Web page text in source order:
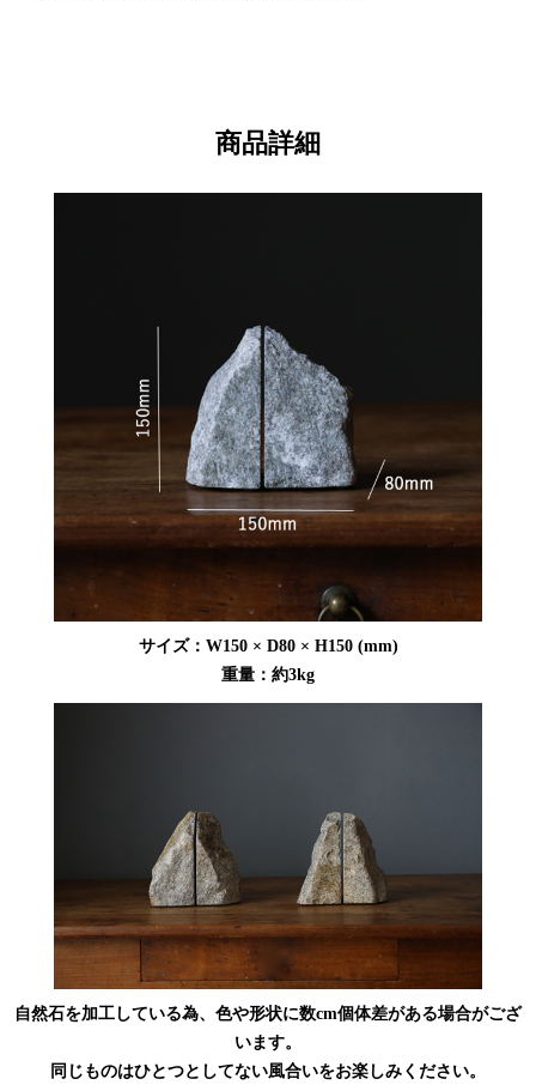
商品詳細
サイズ：W150 × D80 × H150 (mm)
重量：約3kg
自然石を加工している為、色や形状に数cm個体差がある場合がござ
います。
同じものはひとつとしてない風合いをお楽しみください。